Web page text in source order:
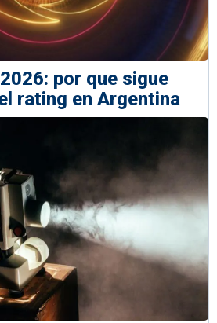
por que sigue
rating en Argentina